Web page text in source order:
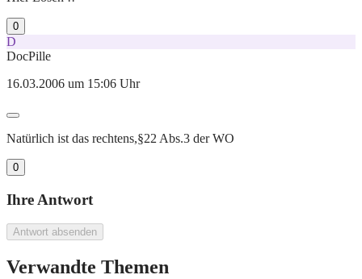
0
D
DocPille
16.03.2006 um 15:06 Uhr
Natürlich ist das rechtens,§22 Abs.3 der WO
0
Ihre Antwort
Antwort absenden
Verwandte Themen